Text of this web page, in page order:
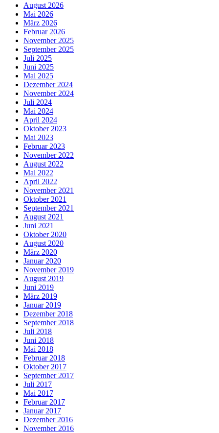
August 2026
Mai 2026
März 2026
Februar 2026
November 2025
September 2025
Juli 2025
Juni 2025
Mai 2025
Dezember 2024
November 2024
Juli 2024
Mai 2024
April 2024
Oktober 2023
Mai 2023
Februar 2023
November 2022
August 2022
Mai 2022
April 2022
November 2021
Oktober 2021
September 2021
August 2021
Juni 2021
Oktober 2020
August 2020
März 2020
Januar 2020
November 2019
August 2019
Juni 2019
März 2019
Januar 2019
Dezember 2018
September 2018
Juli 2018
Juni 2018
Mai 2018
Februar 2018
Oktober 2017
September 2017
Juli 2017
Mai 2017
Februar 2017
Januar 2017
Dezember 2016
November 2016